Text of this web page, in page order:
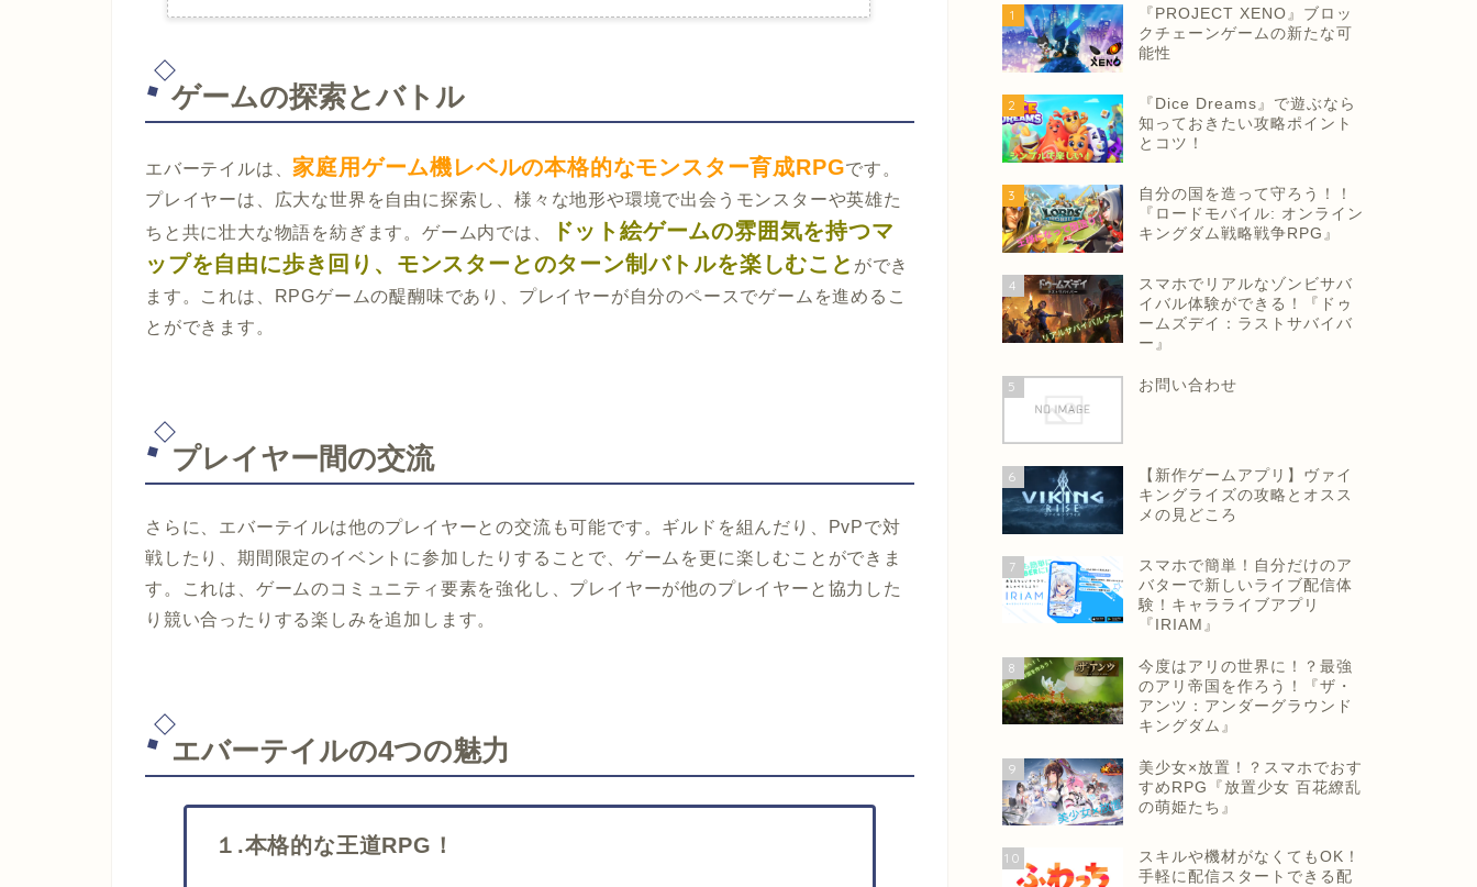
ゲームの探索とバトル
エバーテイルは、 家庭用ゲーム機レベルの本格的なモンスター育成RPGです。
プレイヤーは、広大な世界を自由に探索し、様々な地形や環境で出会うモンスターや英雄た
ちと共に壮大な物語を紡ぎます。ゲーム内では、
ドット絵ゲームの雰囲気を持つマ
ップを自由に歩き回り、モンスターとのターン制バトルを楽しむこと ができ
ます。これは、RPGゲームの醍醐味であり、プレイヤーが自分のペースでゲームを進めるこ
とができます。
プレイヤー間の交流
さらに、エバーテイルは他のプレイヤーとの交流も可能です。ギルドを組んだり、PvPで対
戦したり、期間限定のイベントに参加したりすることで、ゲームを更に楽しむことができま
す。これは、ゲームのコミュニティ要素を強化し、プレイヤーが他のプレイヤーと協力した
り競い合ったりする楽しみを追加します。
エバーテイルの4つの魅力
１.本格的な王道RPG！
1
『PROJECT XENO』ブロッ
クチェーンゲームの新たな可
能性
2
『Dice Dreams』で遊ぶなら
知っておきたい攻略ポイント
とコツ！
3
自分の国を造って守ろう！！
『ロードモバイル: オンライン
キングダム戦略戦争RPG』
4
スマホでリアルなゾンビサバ
イバル体験ができる！『ドゥ
ームズデイ：ラストサバイバ
ー』
5 お問い合わせ
6
【新作ゲームアプリ】ヴァイ
キングライズの攻略とオスス
メの見どころ
7
スマホで簡単！自分だけのア
バターで新しいライブ配信体
験！キャラライブアプリ
『IRIAM』
8
今度はアリの世界に！？最強
のアリ帝国を作ろう！『ザ・
アンツ：アンダーグラウンド
キングダム』
9
美少女×放置！？スマホでおす
すめRPG『放置少女 百花繚乱
の萌姫たち』
10
スキルや機材がなくてもOK！
手軽に配信スタートできる配